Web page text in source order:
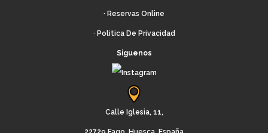
· Reservas Online
· Politica De Privacidad
Siguenos
Calle Iglesia, 11,